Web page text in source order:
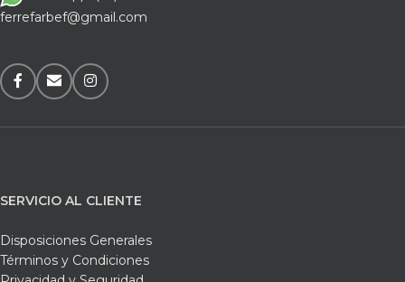
ferrefarbef@gmail.com
SERVICIO AL CLIENTE
Disposiciones Generales
Términos y Condiciones